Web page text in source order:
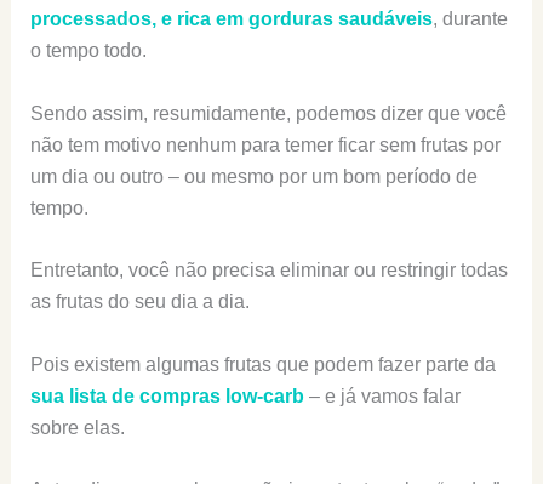
processados, e rica em gorduras saudáveis, durante
o tempo todo.
Sendo assim, resumidamente, podemos dizer que você
não tem motivo nenhum para temer ficar sem frutas por
um dia ou outro – ou mesmo por um bom período de
tempo.
Entretanto, você não precisa eliminar ou restringir todas
as frutas do seu dia a dia.
Pois existem algumas frutas que podem fazer parte da
sua lista de compras low-carb– e já vamos falar
sobre elas.